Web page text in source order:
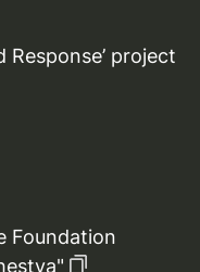
Response’ project
Foundation